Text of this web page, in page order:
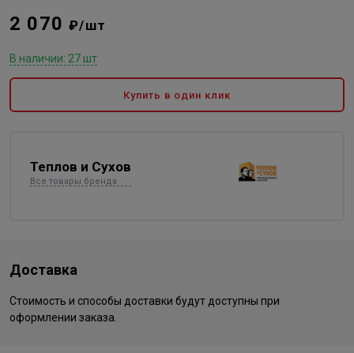
2 070₽/шт
В наличии: 27 шт
Купить в один клик
Теплов и Сухов
Все товары бренда
Доставка
Стоимость и способы доставки будут доступны при
оформлении заказа.